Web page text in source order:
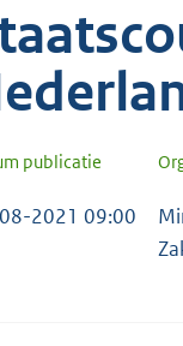
publicatie
2021 09:00